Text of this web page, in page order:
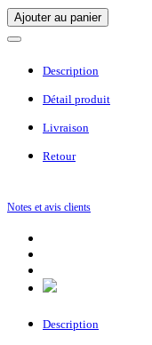
Ajouter au panier
Description
Détail produit
Livraison
Retour
Notes et avis clients
Description